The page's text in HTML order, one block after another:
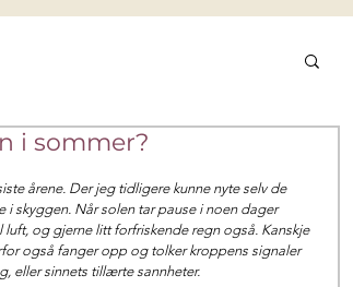
i sommer?
årene. Der jeg tidligere kunne nyte selv de
i skyggen. Når solen tar pause i noen dager
og gjerne litt forfriskende regn også. Kanskje
også fanger opp og tolker kroppens signaler
eller sinnets tillærte sannheter.